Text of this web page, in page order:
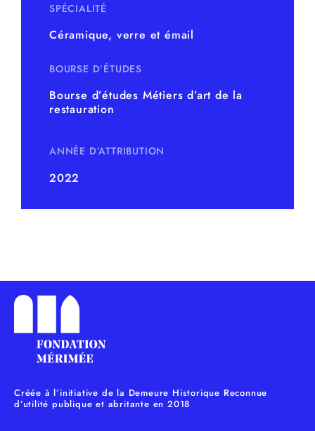
SPÉCIALITÉ
Céramique, verre et émail
BOURSE D’ÉTUDES
Bourse d’études Métiers d’art de la
restauration
ANNÉE D’ATTRIBUTION
2022
Créée à l’initiative de la Demeure Historique Reconnue
d’utilité publique et abritante en 2018